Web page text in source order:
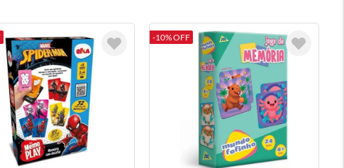
-10% OFF